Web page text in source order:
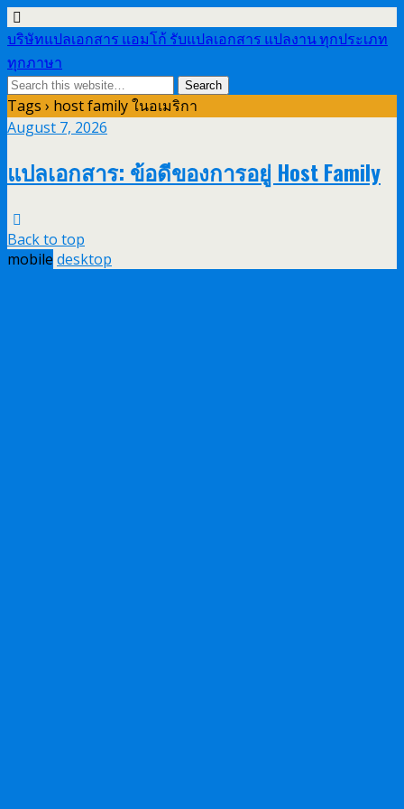
บริษัทแปลเอกสาร แอมโก้ รับแปลเอกสาร แปลงาน ทุกประเภท
ทุกภาษา
Tags › host family ในอเมริกา
August 7, 2026
แปลเอกสาร: ข้อดีของการอยู่ Host Family
Back to top
mobile desktop